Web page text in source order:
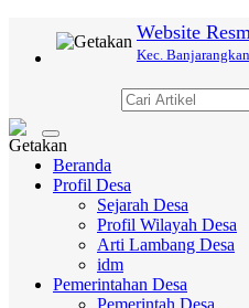
Website
Kec.
Toggle
navigation
Beranda
Profil Desa
Sejarah Desa
Profil Wilayah Desa
Arti Lambang Desa
idm
Pemerintahan Desa
Pemerintah Desa